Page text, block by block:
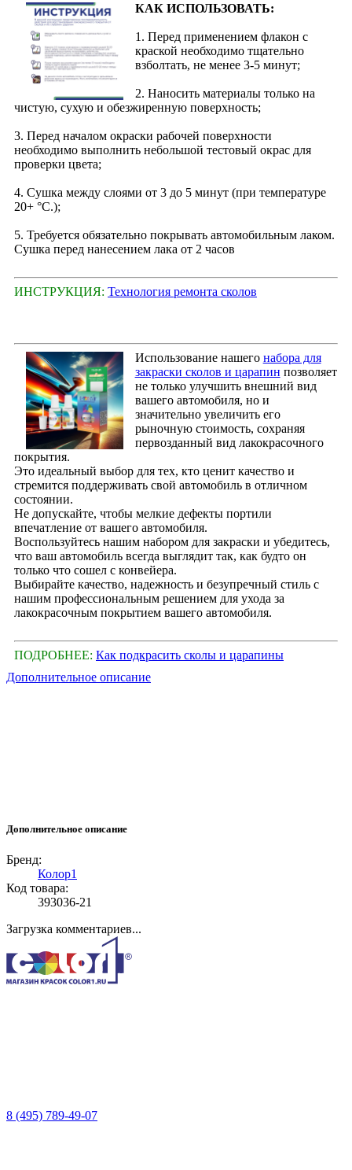
КАК ИСПОЛЬЗОВАТЬ:
1. Перед применением флакон с
краской необходимо тщательно
взболтать, не менее 3-5 минут;
2. Наносить материалы только на
чистую, сухую и обезжиренную поверхность;
3. Перед началом окраски рабочей поверхности
необходимо выполнить небольшой тестовый окрас для
проверки цвета;
4. Сушка между слоями от 3 до 5 минут (при температуре
20+ °С.);
5. Требуется обязательно покрывать автомобильным лаком.
Сушка перед нанесением лака от 2 часов
ИНСТРУКЦИЯ: Технология ремонта сколов
Использование нашего набора для
закраски сколов и царапин позволяет
не только улучшить внешний вид
вашего автомобиля, но и
значительно увеличить его
рыночную стоимость, сохраняя
первозданный вид лакокрасочного
покрытия.
Это идеальный выбор для тех, кто ценит качество и
стремится поддерживать свой автомобиль в отличном
состоянии.
Не допускайте, чтобы мелкие дефекты портили
впечатление от вашего автомобиля.
Воспользуйтесь нашим набором для закраски и убедитесь,
что ваш автомобиль всегда выглядит так, как будто он
только что сошел с конвейера.
Выбирайте качество, надежность и безупречный стиль с
нашим профессиональным решением для ухода за
лакокрасочным покрытием вашего автомобиля.
ПОДРОБНЕЕ: Как подкрасить сколы и царапины
Дополнительное описание
Дополнительное описание
Бренд:
Колор1
Код товара:
393036-21
Загрузка комментариев...
8 (495) 789-49-07